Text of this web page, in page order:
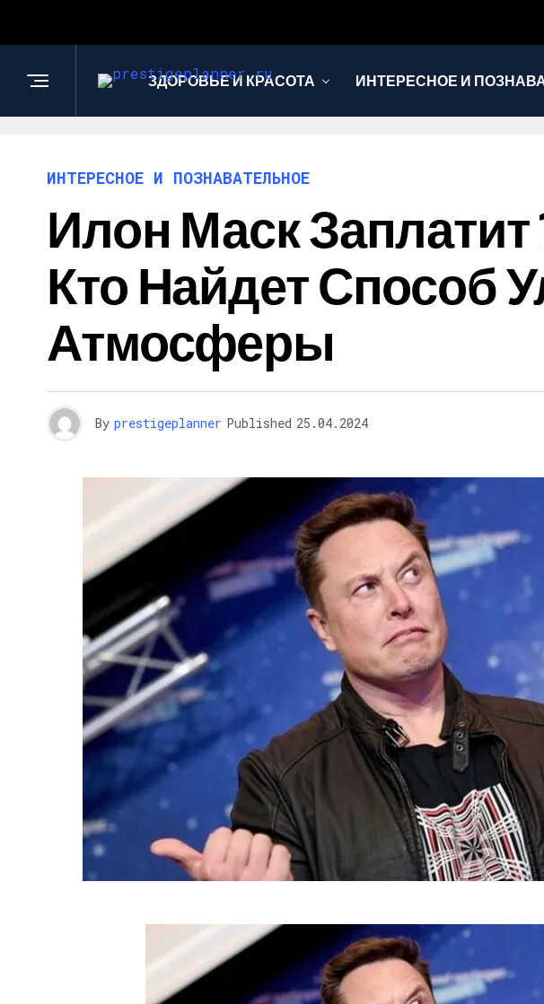
ЗДОРОВЬЕ И КРАСОТА ИНТЕРЕСНОЕ И
ИНТЕРЕСНОЕ И ПОЗНАВАТЕЛЬНОЕ
Илон Маск
Кто Найдет Способ
Атмосферы
By prestigeplanner Published 25.04.2024